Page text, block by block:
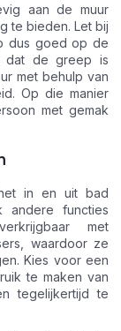
aan de muur
te bieden. Let bij
dus goed op de
dat de greep is
met behulp van
Op die manier
met gemak
in en uit bad
andere functies
met
waardoor ze
Kies voor een
te maken van
tegelijkertijd te